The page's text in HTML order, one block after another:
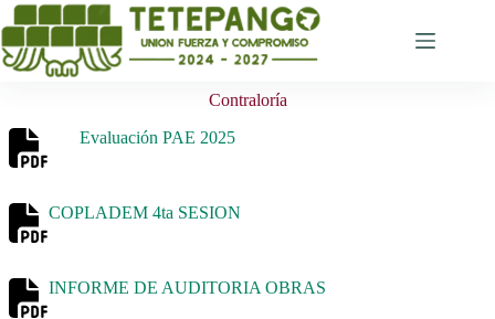
Saltar
al
contenido
Contraloría
Evaluación PAE 2025
COPLADEM 4ta SESION
INFORME DE AUDITORIA OBRAS